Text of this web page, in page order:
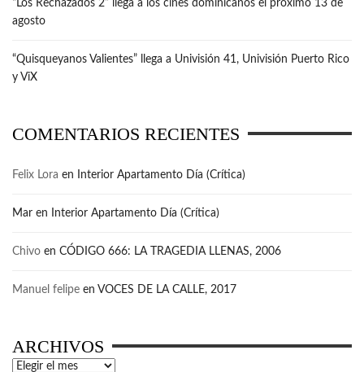
“Los Rechazados 2” llega a los cines dominicanos el próximo 13 de
agosto
“Quisqueyanos Valientes” llega a Univisión 41, Univisión Puerto Rico
y ViX
COMENTARIOS RECIENTES
Felix Lora en Interior Apartamento Día (Crítica)
Mar en Interior Apartamento Día (Crítica)
Chivo en CÓDIGO 666: LA TRAGEDIA LLENAS, 2006
Manuel felipe en VOCES DE LA CALLE, 2017
ARCHIVOS
Archivos